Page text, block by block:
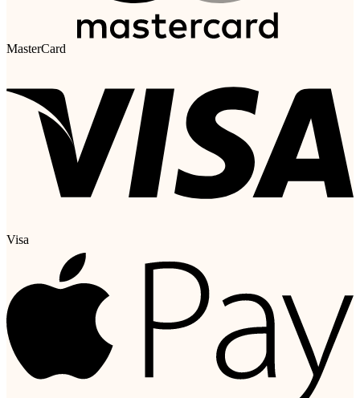
MasterCard
Visa